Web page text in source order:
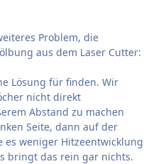
Problem, die
aus dem Laser Cutter:
Lösung für finden. Wir
nicht direkt
Abstand zu machen
Seite, dann auf der
es weniger Hitzeentwicklung
bringt das rein gar nichts.